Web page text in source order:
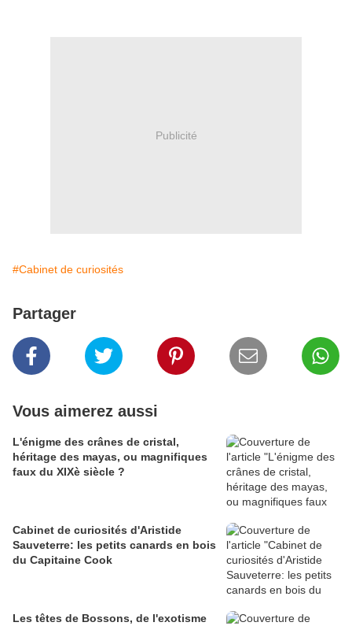
Publicité
#Cabinet de curiosités
Partager
Vous aimerez aussi
L'énigme des crânes de cristal,
héritage des mayas, ou magnifiques
faux du XIXè siècle ?
Cabinet de curiosités d'Aristide
Sauveterre: les petits canards en bois
du Capitaine Cook
Les têtes de Bossons, de l'exotisme